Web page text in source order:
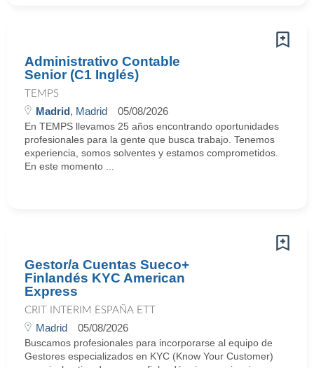
Administrativo Contable
Senior (C1 Inglés)
TEMPS
Madrid, Madrid 05/08/2026
En TEMPS llevamos 25 años encontrando oportunidades
profesionales para la gente que busca trabajo. Tenemos
experiencia, somos solventes y estamos comprometidos.
En este momento ...
Gestor/a Cuentas Sueco+
Finlandés KYC American
Express
CRIT INTERIM ESPAÑA ETT
Madrid 05/08/2026
Buscamos profesionales para incorporarse al equipo de
Gestores especializados en KYC (Know Your Customer)